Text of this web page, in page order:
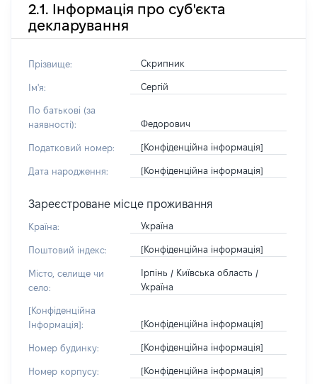
2.1. Інформація про суб'єкта
декларування
Прізвище: Скрипник
Ім'я: Сергій
По батькові (за
наявності):
Федорович
Податковий номер: [Конфіденційна інформація]
Дата народження: [Конфіденційна інформація]
Зареєстроване місце проживання
Країна: Україна
Поштовий індекс: [Конфіденційна інформація]
Місто, селище чи
село:
Ірпінь / Київська область /
Україна
[Конфіденційна
Інформація]:
[Конфіденційна інформація]
Номер будинку: [Конфіденційна інформація]
Номер корпусу: [Конфіденційна інформація]